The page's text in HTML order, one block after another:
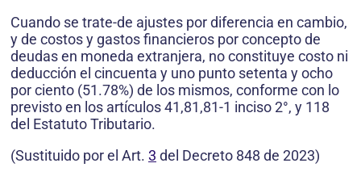
Cuando se trate-de ajustes por diferencia en cambio,
y de costos y gastos financieros por concepto de
deudas en moneda extranjera, no constituye costo ni
deducción el cincuenta y uno punto setenta y ocho
por ciento (51.78%) de los mismos, conforme con lo
previsto en los artículos 41,81,81-1 inciso 2°, y 118
del Estatuto Tributario.
(Sustituido por el Art. 3 del Decreto 848 de 2023)